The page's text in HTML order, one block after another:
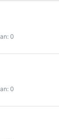
0
0